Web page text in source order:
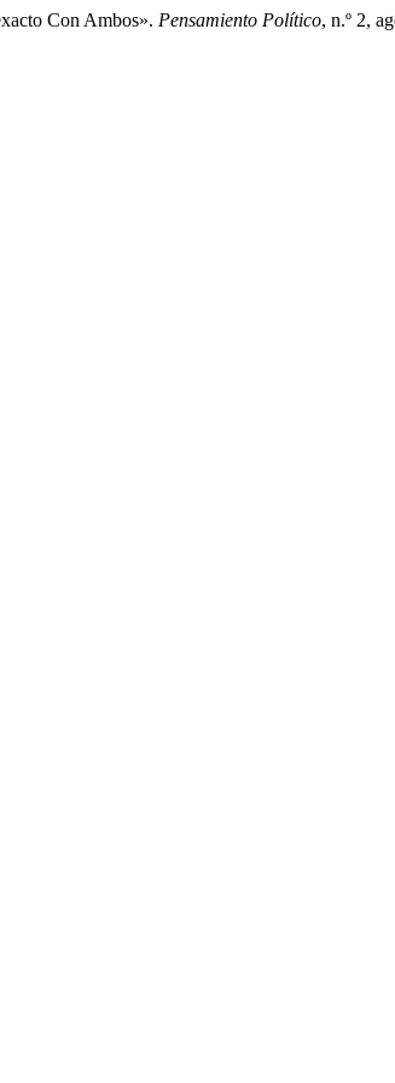
Con Ambos». Pensamiento Político, n.º 2,